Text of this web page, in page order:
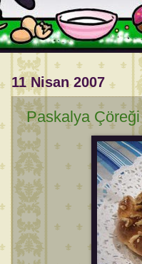
11 Nisan 2007
Paskalya Çöreği